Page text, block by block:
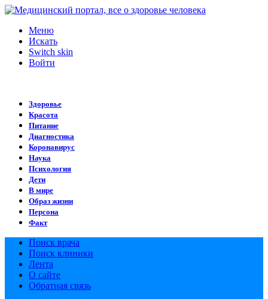
Меню
Искать
Switch skin
Войти
Здоровье
Красота
Питание
Диагностика
Коронавирус
Наука
Психология
Дети
В мире
Образ жизни
Персона
Факт
Поиск врача
Поиск клиники
Лента
О сайте
Обратная связь